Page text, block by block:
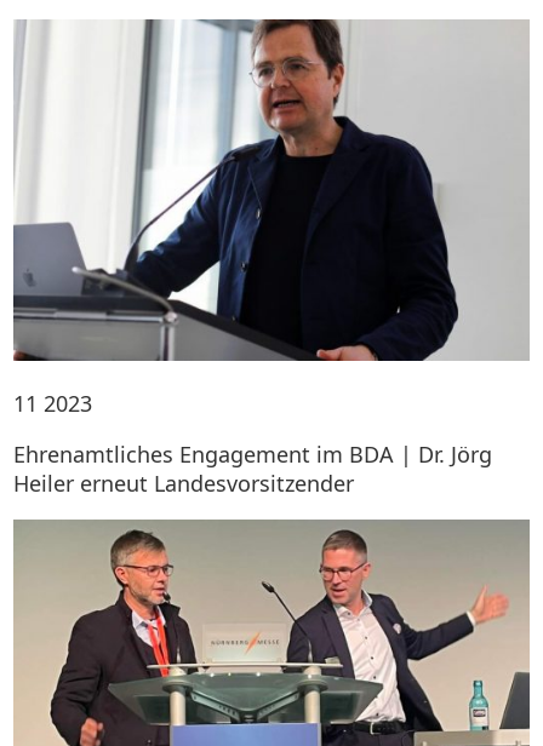
11 2023
Ehrenamtliches Engagement im BDA | Dr. Jörg
Heiler erneut Landesvorsitzender